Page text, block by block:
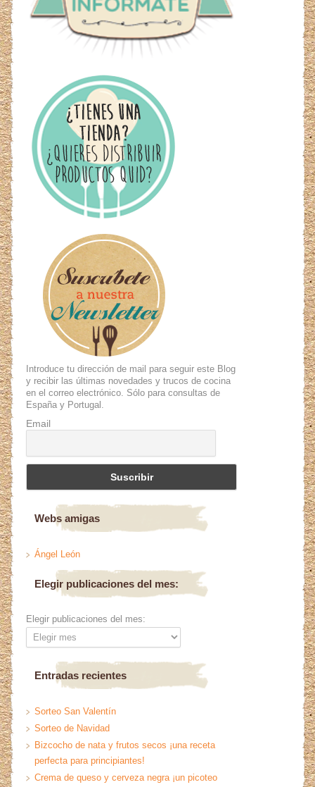
Introduce tu dirección de mail para seguir este Blog
y recibir las últimas novedades y trucos de cocina
en el correo electrónico. Sólo para consultas de
España y Portugal.
Email
Webs amigas
Ángel León
Elegir publicaciones del mes:
Elegir publicaciones del mes:
Entradas recientes
Sorteo San Valentín
Sorteo de Navidad
Bizcocho de nata y frutos secos ¡una receta
perfecta para principiantes!
Crema de queso y cerveza negra ¡un picoteo